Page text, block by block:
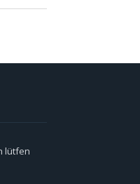
lütfen